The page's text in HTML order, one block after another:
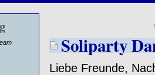
Soliparty
Liebe Freunde,